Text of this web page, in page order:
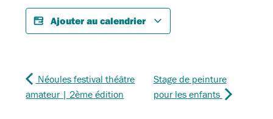
Ajouter au calendrier
Néoules festival théâtre
amateur | 2ème édition
Stage de peinture
pour les enfants